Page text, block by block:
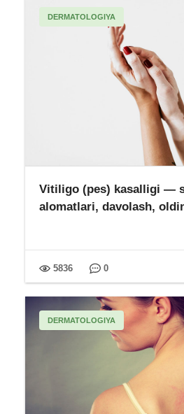
DERMATOLOGIYA
Vitiligo (pes) kasalligi —
alomatlari, davolash,
5836 0
DERMATOLOGIYA